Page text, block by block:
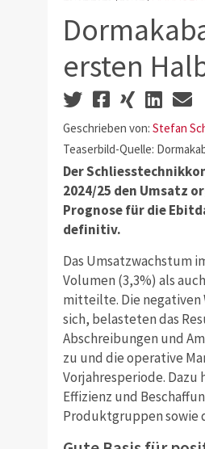
ersten
Geschrieben von: Stefan
Teaserbild-Quelle:
Der
2024/25 den Umsatz
Prognose für die
definitiv.
Das Umsatzwachstum
Volumen (3,3%) als
mitteilte. Die negativen
sich, belasteten das
Abschreibungen und
zu und die operative
Vorjahresperiode.
Effizienz und
Produktgruppen sowie